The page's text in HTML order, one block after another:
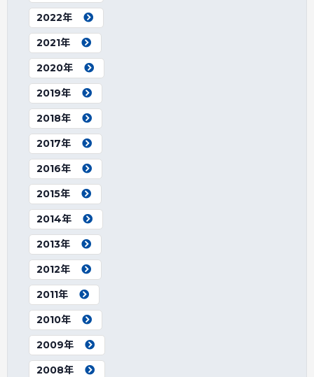
2022年
2021年
2020年
2019年
2018年
2017年
2016年
2015年
2014年
2013年
2012年
2011年
2010年
2009年
2008年